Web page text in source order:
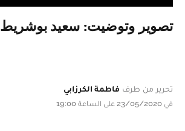
تصوير وتوضيت: سعيد بوشريط
تحرير من طرف فاطمة الكرزابي
في 23/05/2020 على الساعة 19:00